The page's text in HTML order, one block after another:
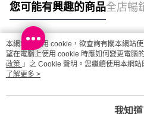
您可能有興趣的商品全店暢
熱門標籤
熱銷排行
本網站中使用 cookie，欲查詢有關本網站
望在電腦上使用 cookie 時應如何變更電腦
政策 」之 Cookie 聲明。您繼續使用本網
條款之 Cookie 聲明使用 cookie。
了解更多 >
我知